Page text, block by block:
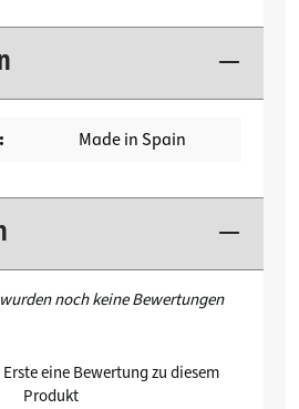
Made in Spain
noch keine Bewertungen
eine Bewertung zu diesem
Produkt